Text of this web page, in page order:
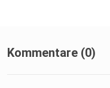
Kommentare (0)